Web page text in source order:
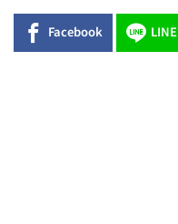
Facebook LINE